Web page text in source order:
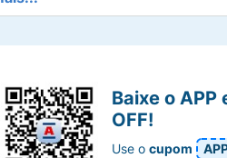
e seus amigos para a
Baixe o APP
OFF!
Use ocupom